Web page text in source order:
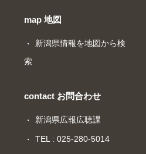
map 地図
新潟県情報を地図から検
索
contact お問合わせ
新潟県広報広聴課
TEL : 025-280-5014